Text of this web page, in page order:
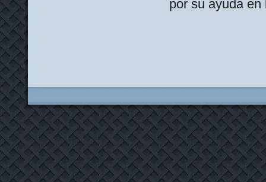
por su ayuda en